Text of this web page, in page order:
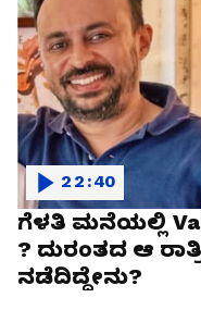
ಗೆಳತಿ ಮನೆಯಲ್ಲಿ
? ದುರಂತದ ಆ
ನಡೆದಿದ್ದೇನು?
22:40